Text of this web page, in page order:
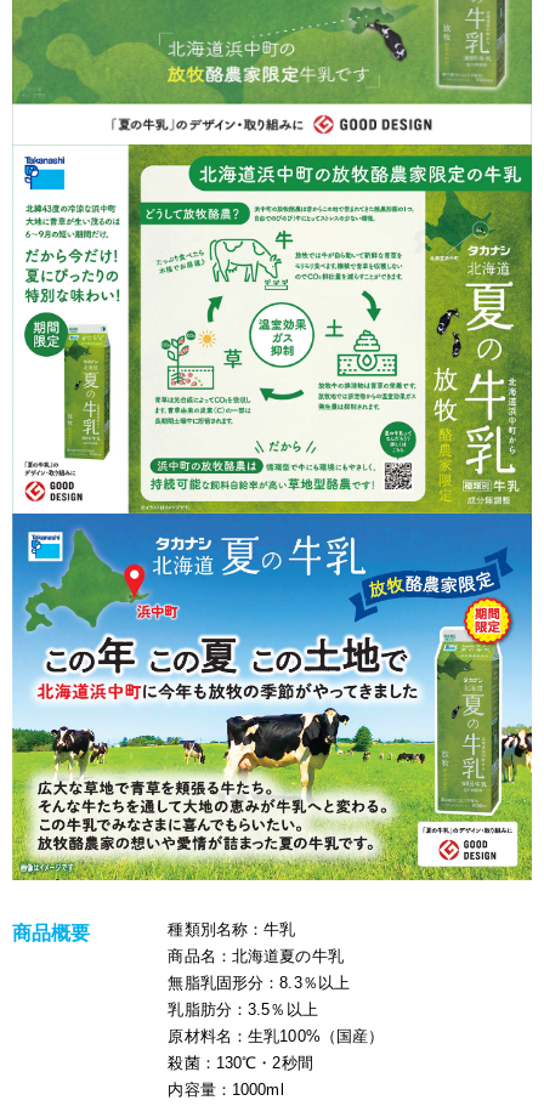
商品概要 種類別名称 ：牛乳
商品名 ：北海道夏の牛乳
無脂乳固形分 ：8.3％以上
乳脂肪分：3.5％以上
原材料名 ：生乳100%（国産）
殺菌：130℃・2秒間
内容量：1000ml